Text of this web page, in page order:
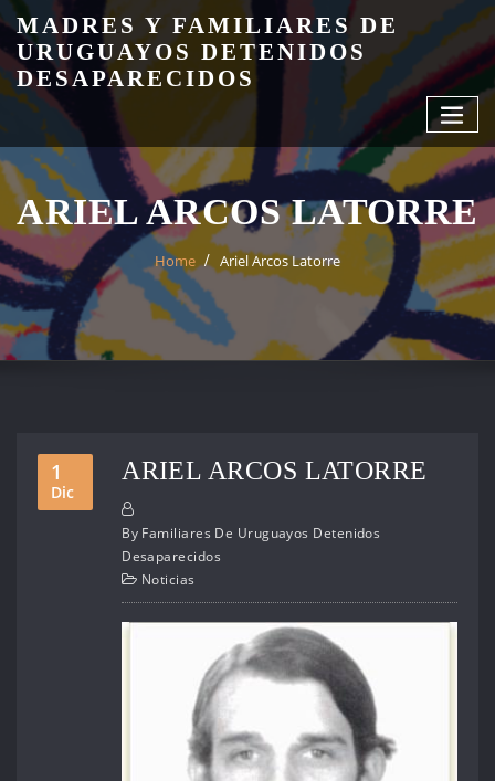
Skip
content
MADRES Y FAMILIARES DE
URUGUAYOS DETENIDOS
DESAPARECIDOS
ARIEL ARCOS LATORRE
Home Ariel Arcos Latorre
1
Dic
ARIEL ARCOS LATORRE
By Familiares De Uruguayos Detenidos
Desaparecidos
Noticias